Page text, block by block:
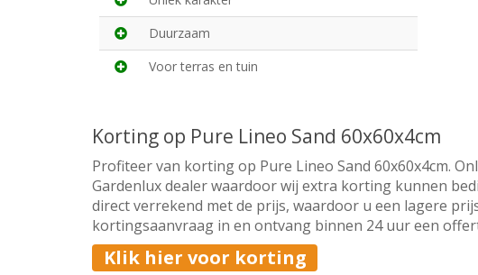
Duurzaam
Voor terras en tuin
Korting op Pure Lineo Sand 60x60x4cm
Profiteer van korting op Pure Lineo Sand 60x60x4cm.
Gardenlux dealer waardoor wij extra korting kunnen
direct verrekend met de prijs, waardoor u een lagere
kortingsaanvraag in en ontvang binnen 24 uur een
Klik hier voor korting